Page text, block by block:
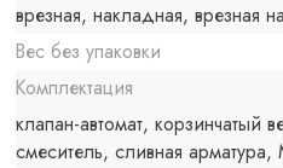
врезная, накладная, врезная
Вес без упаковки
Комплектация
клапан-автомат, корзинчатый
смеситель, сливная